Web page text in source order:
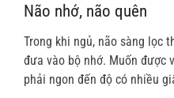
Não nhớ, não quên
Trong khi ngủ, não sàng lọc
đưa vào bộ nhớ. Muốn được
phải ngon đến độ có nhiều